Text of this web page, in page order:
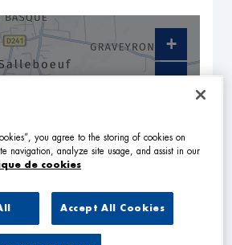
+
−
you agree to the storing of cookies on
navigation, analyze site usage, and assist in our
de cookies
Accept All Cookies